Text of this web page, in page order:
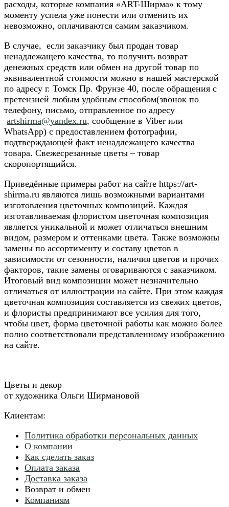
расходы, которые компания «ART-Ширма» к тому
моменту успела уже понести или отменить их
невозможно, оплачиваются самим заказчиком.
В случае, если заказчику был продан товар
ненадлежащего качества, то получить возврат
денежных средств или обмен на другой товар по
эквивалентной стоимости можно в нашей мастерской
по адресу г. Томск Пр. Фрунзе 40, после обращения с
претензией любым удобным способом(звонок по
телефону, письмо, отправленное по адресу
artshirma@yandex.ru, сообщение в Viber или
WhatsApp) с предоставлением фотографии,
подтверждающей факт ненадлежащего качества
товара. Свежесрезанные цветы – товар
скоропортящийся.
Приведённые примеры работ на сайте https://art-
shirma.ru являются лишь возможными вариантами
изготовления цветочных композиций. Каждая
изготавливаемая флористом цветочная композиция
является уникальной и может отличаться внешним
видом, размером и оттенками цвета. Также возможны
замены по ассортименту и составу цветов в
зависимости от сезонности, наличия цветов и прочих
факторов, такие замены оговариваются с заказчиком.
Итоговый вид композиции может незначительно
отличаться от иллюстрации на сайте. При этом каждая
цветочная композиция составляется из свежих цветов,
и флористы предпринимают все усилия для того,
чтобы цвет, форма цветочной работы как можно более
полно соответствовали представленному изображению
на сайте.
Цветы и декор
от художника Ольги Ширмановой
Клиентам:
Политика обработки персональных данных
О компании
Как сделать заказ
Оплата заказа
Доставка заказа
Возврат и обмен
Компаниям